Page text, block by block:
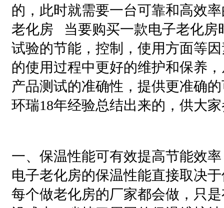
的，此时就需要一台可靠和高效
老化房 当要购买一款电子老化房
试验的节能，控制，使用方面等
的使用过程中更好的维护和保养
产品测试的准确性，提供更准确
环瑞18年经验总结出来的，供大
一、保温性能可有效提高节能效
电子老化房的保温性能直接取决
每个做老化房的厂家都会做，只